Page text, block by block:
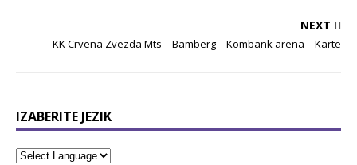
NEXT
KK Crvena Zvezda Mts – Bamberg – Kombank arena – Karte
IZABERITE JEZIK